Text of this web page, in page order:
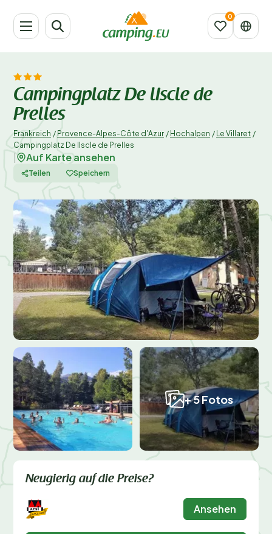
Campingplatz De lIscle de
Prelles
Frankreich / Provence-Alpes-Côte d'Azur / Hochalpen / Le Villaret /
Campingplatz De lIscle de Prelles
Auf Karte ansehen
Teilen Speichern
+ 5 Fotos
Neugierig auf die Preise?
Ansehen